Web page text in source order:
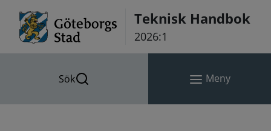
Teknisk Handbok
2026:1
Sök Meny